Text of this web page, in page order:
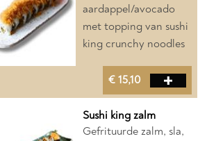
aardappel/avocado
met topping van sushi
king crunchy noodles
€ 15,10
Sushi king zalm
Gefrituurde zalm, sla,